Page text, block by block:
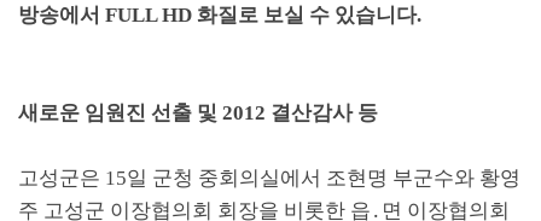
방송에서 FULL HD 화질로 보실 수 있습니다.
새로운 임원진 선출 및 2012 결산감사 등
고성군은 15일 군청 중회의실에서 조현명 부군수와 황영
주 고성군 이장협의회 회장을 비롯한 읍 ․ 면 이장협의회